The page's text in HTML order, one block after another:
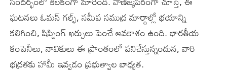
ఘటనలు ఓమన్‌ గల్ఫ్, సమీప సముద్ర మార్గాల్లో భయాన్ని
కలిగించి, షిప్పింగ్‌ ఖర్చులు పెంచే అవకాశం ఉంది. భారతీయ
కంపెనీలు, నావికులు ఈ ప్రాంతంలో పనిచేస్తున్నందున, వారి
భద్రతకు హామీ ఇవ్వడం ప్రభుత్వాల బాధ్యత.